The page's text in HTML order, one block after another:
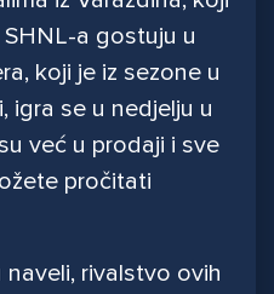
a gostuju u
koji je iz sezone u
igra se u nedjelju u
već u prodaji i sve
pročitati
rivalstvo ovih